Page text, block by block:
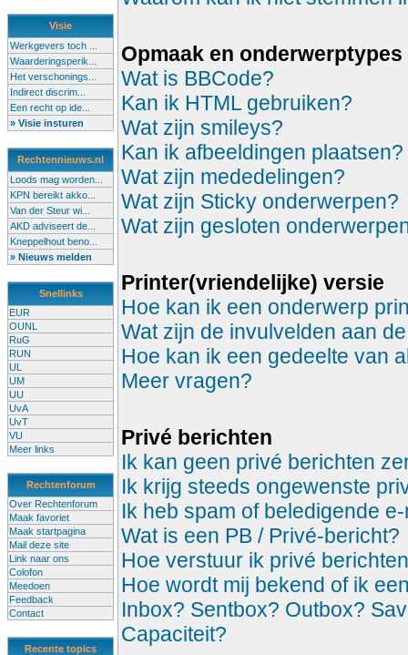
Visie
Werkgevers toch ...
Waarderingsperik...
Het verschonings...
Indirect discrim...
Een recht op ide...
» Visie insturen
Rechtennieuws.nl
Loods mag worden...
KPN bereikt akko...
Van der Steur wi...
AKD adviseert de...
Kneppelhout beno...
» Nieuws melden
Snellinks
EUR
OUNL
RuG
RUN
UL
UM
UU
UvA
UvT
VU
Meer links
Rechtenforum
Over Rechtenforum
Maak favoriet
Maak startpagina
Mail deze site
Link naar ons
Colofon
Meedoen
Feedback
Contact
Recente topics
Opmaak en onderwerptypes
Wat is BBCode?
Kan ik HTML gebruiken?
Wat zijn smileys?
Kan ik afbeeldingen plaatsen?
Wat zijn mededelingen?
Wat zijn Sticky onderwerpen?
Wat zijn gesloten
Printer(vriendelijke) versie
Hoe kan ik een onderwerp
Wat zijn de invulvelden aan
Hoe kan ik een gedeelte van
Meer vragen?
Privé berichten
Ik kan geen privé berichten
Ik krijg steeds ongewenste
Ik heb spam of beledigende
Wat is een PB / Privé-bericht?
Hoe verstuur ik privé
Hoe wordt mij bekend of ik
Inbox? Sentbox? Outbox?
Capaciteit?